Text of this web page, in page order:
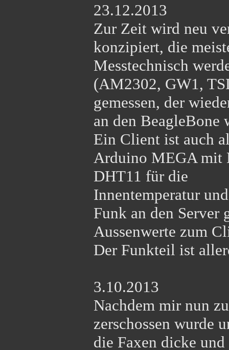
23.12.2013
Zur Zeit wird neu
konzipiert, die
Messtechnisch
(AM2302, GW1,
gemessen, der
an den BeagleBone
Ein Client ist auch
Arduino MEGA mit
DHT11 für die
Innentemperatur
Funk an den Server
Aussenwerte zum
Der Funkteil ist
3.10.2013
Nachdem mir nun
zerschossen wurde
die Faxen dicke